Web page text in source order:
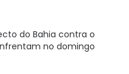
do Bahia contra o
no domingo